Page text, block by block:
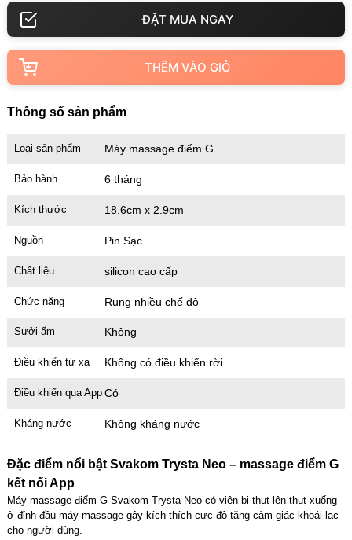
MãCPY01trị giá300.000₫
MãDDT2trị giá500.000₫
MãDDTS trị giá590.000₫
Mã
trị giá500.000₫
MãDDR3 550.000₫
THÊM VÀO GIỎ
Thông số sản phẩm
Loại sản phẩm Máy massage điểm G
Bảo hành 6 tháng
Kích thước 18.6cm x 2.9cm
Nguồn Pin Sạc
Chất liệu silicon cao cấp
Chức năng Rung nhiều chế độ
Sưởi ấm Không
Điều khiển từ xa Không có điều khiển rời
Điều khiển qua App Có
Kháng nước Không kháng nước
Đặc điểm nổi bật Svakom Trysta Neo – massage điểm G
kết nối App
Máy massage điểm G Svakom Trysta Neo có viên bi thụt lên thụt xuống
ở đỉnh đầu máy massage gây kích thích cực độ tăng cảm giác khoái lạc
cho người dùng.